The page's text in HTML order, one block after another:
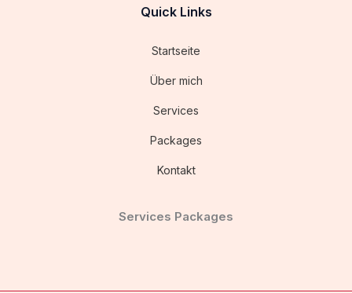
Quick Links
Startseite
Über mich
Services
Packages
Kontakt
Services Packages